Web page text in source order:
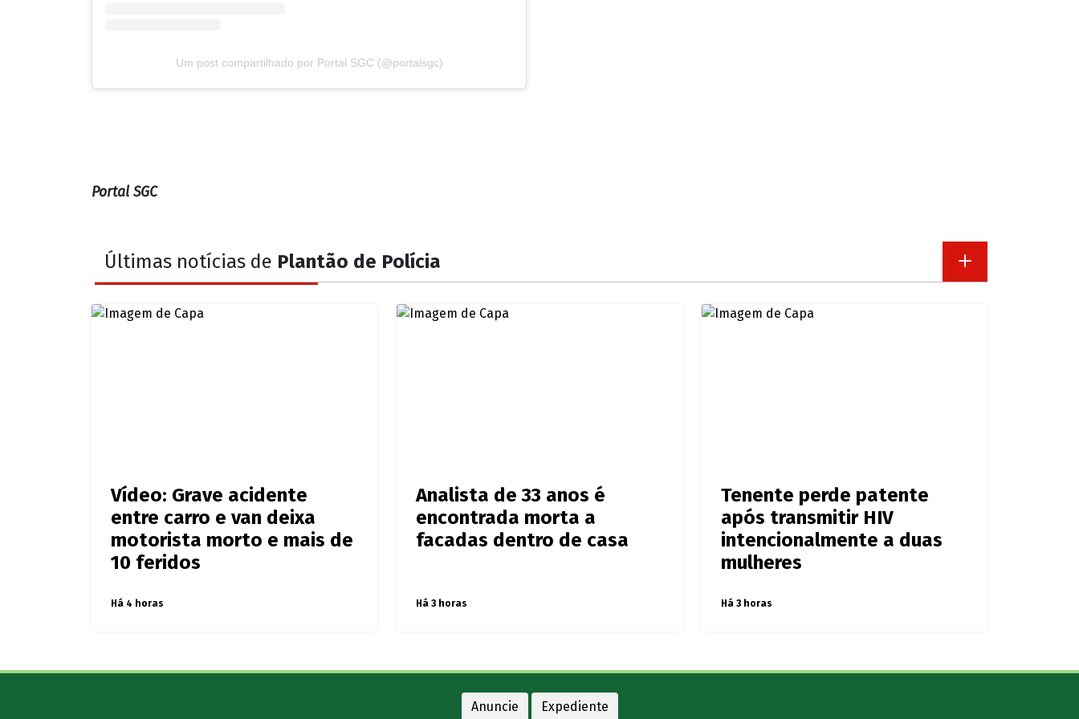
Um post compartilhado por Portal SGC (@portalsgc)
Portal SGC
Últimas notícias de Plantão de Polícia
Vídeo: Grave acidente
entre carro e van deixa
motorista morto e mais de
10 feridos
Há 4 horas
Analista de 33 anos é
encontrada morta a
facadas dentro de casa
Há 3 horas
Tenente perde patente
após transmitir HIV
intencionalmente a duas
mulheres
Há 3 horas
Anuncie Expediente